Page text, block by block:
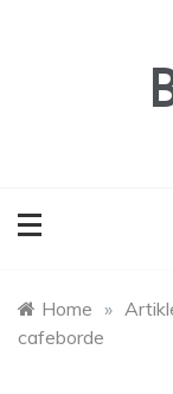
Home »
cafeborde